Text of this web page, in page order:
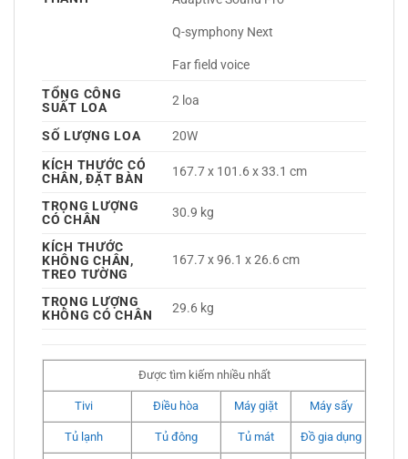
Q-symphony Next
Far field voice
TỔNG CÔNG
SUẤT LOA
2 loa
SỐ LƯỢNG LOA
20W
KÍCH THƯỚC CÓ
CHÂN, ĐẶT BÀN
167.7 x 101.6 x 33.1 cm
TRỌNG LƯỢNG
CÓ CHÂN
30.9 kg
KÍCH THƯỚC
KHÔNG CHÂN,
TREO TƯỜNG
167.7 x 96.1 x 26.6 cm
TRỌNG LƯỢNG
KHÔNG CÓ CHÂN
29.6 kg
Được tìm kiếm nhiều nhất
Tivi Điều hòa Máy giặt Máy sấy
Tủ lạnh Tủ đông Tủ mát Đồ gia dụng